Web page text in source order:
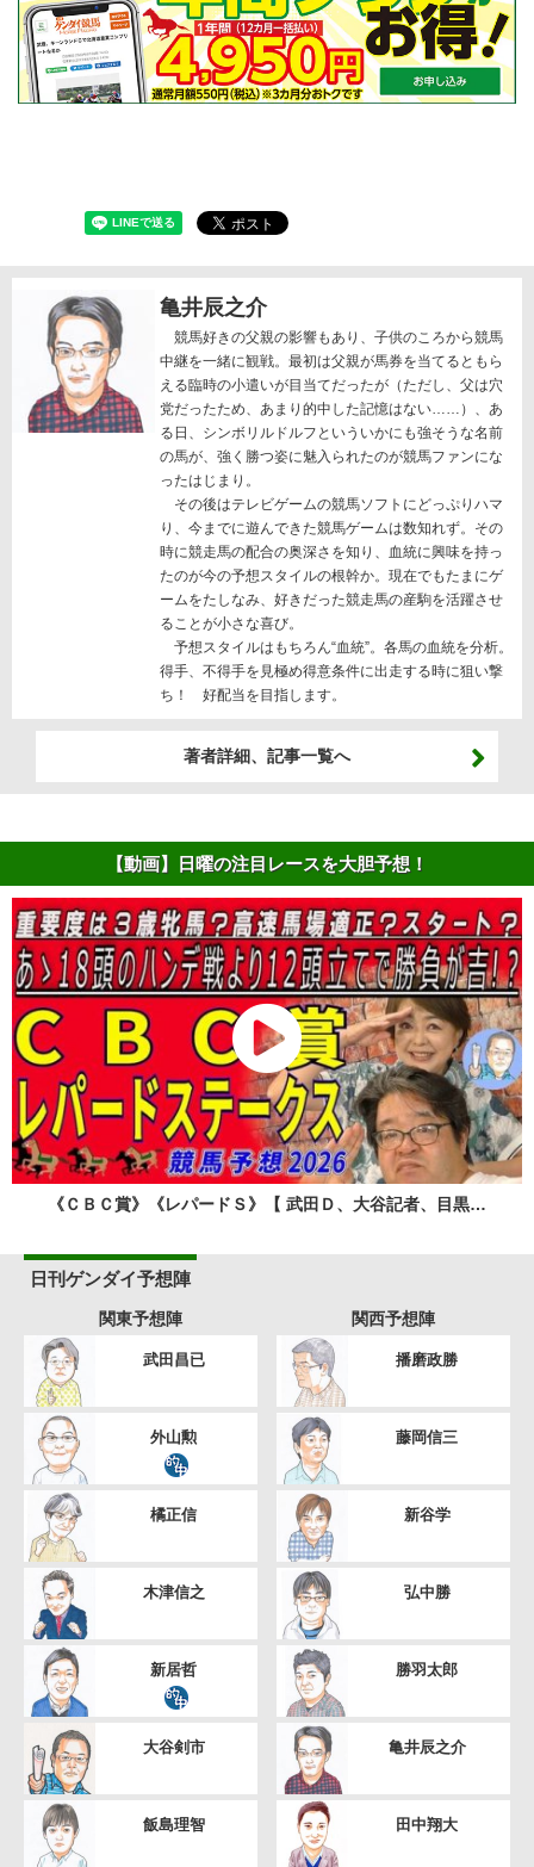
亀井辰之介
競馬好きの父親の影響もあり、子供のころから競馬
中継を一緒に観戦。最初は父親が馬券を当てるともら
える臨時の小遣いが目当てだったが（ただし、父は穴
党だったため、あまり的中した記憶はない……）、あ
る日、シンボリルドルフといういかにも強そうな名前
の馬が、強く勝つ姿に魅入られたのが競馬ファンにな
ったはじまり。
その後はテレビゲームの競馬ソフトにどっぷりハマ
り、今までに遊んできた競馬ゲームは数知れず。その
時に競走馬の配合の奥深さを知り、血統に興味を持っ
たのが今の予想スタイルの根幹か。現在でもたまにゲ
ームをたしなみ、好きだった競走馬の産駒を活躍させ
ることが小さな喜び。
予想スタイルはもちろん“血統”。各馬の血統を分析。
得手、不得手を見極め得意条件に出走する時に狙い撃
ち！ 好配当を目指します。
著者詳細、記事一覧へ
【動画】日曜の注目レースを大胆予想！
《ＣＢＣ賞》《レパードＳ》【 武田Ｄ、大谷記者、目黒…
日刊ゲンダイ予想陣
関東予想陣
武田昌已
外山勲
橘正信
木津信之
新居哲
大谷剣市
飯島理智
関西予想陣
播磨政勝
藤岡信三
新谷学
弘中勝
勝羽太郎
亀井辰之介
田中翔大